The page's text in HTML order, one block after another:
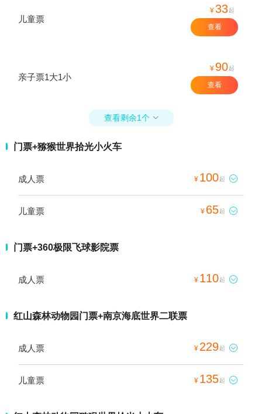
儿童票
¥33起
查看
亲子票1大1小
¥ 90起
查看
查看剩余1个 
门票+猕猴世界拾光小火车
成人票 ¥ 100起 
儿童票 ¥ 65起 
门票+360极限飞球影院票
成人票 ¥ 110起 
红山森林动物园门票+南京海底世界二联票
成人票 ¥ 229起 
儿童票 ¥ 135起 